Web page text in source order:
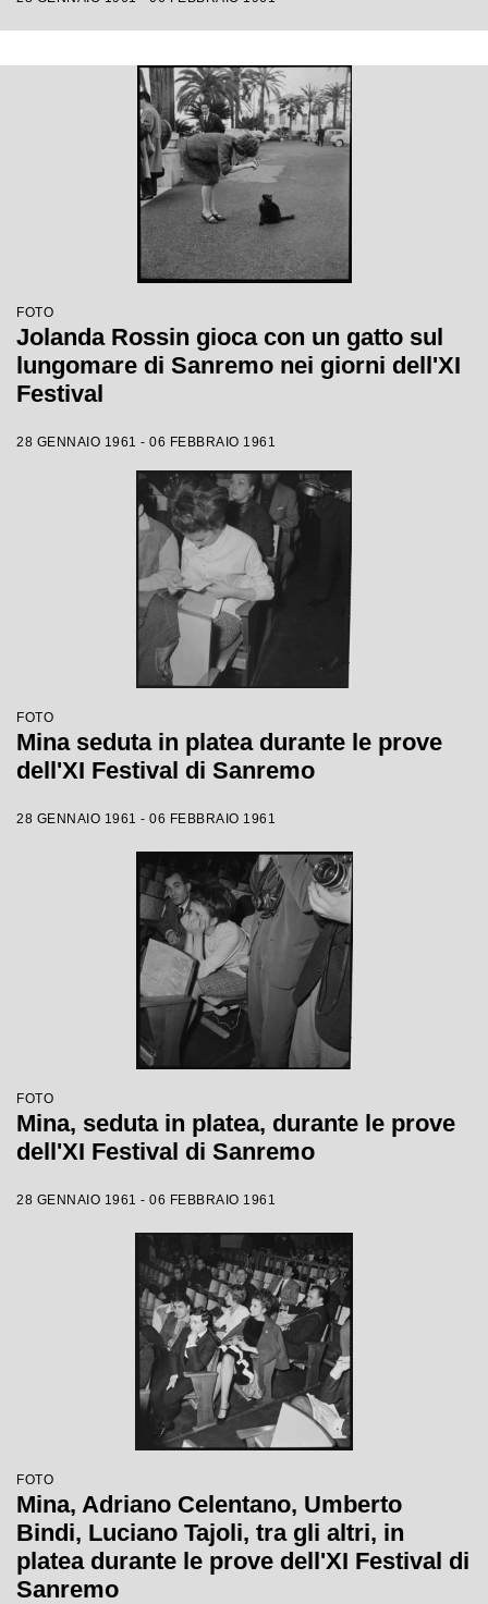
FOTO
Jolanda Rossin gioca con un gatto sul
lungomare di Sanremo nei giorni dell'XI
Festival
28 GENNAIO 1961 - 06 FEBBRAIO 1961
FOTO
Mina seduta in platea durante le prove
dell'XI Festival di Sanremo
28 GENNAIO 1961 - 06 FEBBRAIO 1961
FOTO
Mina, seduta in platea, durante le prove
dell'XI Festival di Sanremo
28 GENNAIO 1961 - 06 FEBBRAIO 1961
FOTO
Mina, Adriano Celentano, Umberto
Bindi, Luciano Tajoli, tra gli altri, in
platea durante le prove dell'XI Festival di
Sanremo